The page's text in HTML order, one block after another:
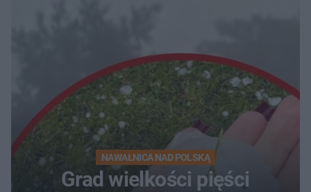
NAWAŁNICA NAD POLSKĄ
Grad wielkości pięści